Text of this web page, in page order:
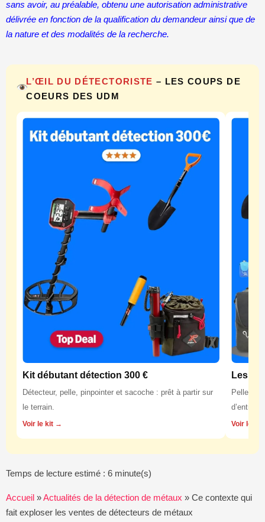
sans avoir, au préalable, obtenu une autorisation administrative
délivrée en fonction de la qualification du demandeur ainsi que de
la nature et des modalités de la recherche.
L’ŒIL DU DÉTECTORISTE – LES COUPS DE
COEURS DES UDM
Kit débutant détection 300 €
Détecteur, pelle, pinpointer et sacoche : prêt à partir sur
le terrain.
Voir le kit →
Les
Pelles,
Voir les
Temps de lecture estimé : 6 minute(s)
Accueil »Actualités de la détection de métaux » Ce contexte qui
fait exploser les ventes de détecteurs de métaux